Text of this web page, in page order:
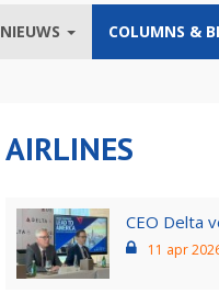
NIEUWS COLUMNS &
AIRLINES
CEO Delta
11 apr